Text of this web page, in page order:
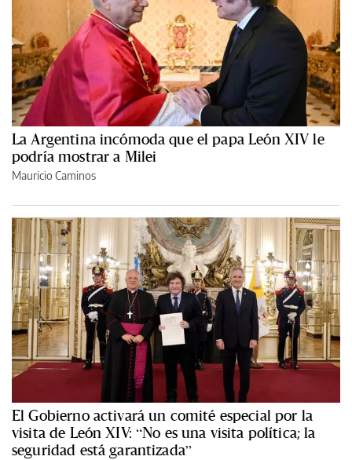
La Argentina incómoda que el papa León XIV le
podría mostrar a Milei
Mauricio Caminos
El Gobierno activará un comité especial por la
visita de León XIV: “No es una visita política; la
seguridad está garantizada”